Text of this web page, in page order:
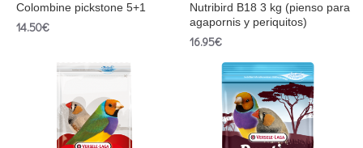
Colombine pickstone 5+1
14.50€
Nutribird B18 3 kg (pienso para
agapornis y periquitos)
16.95€